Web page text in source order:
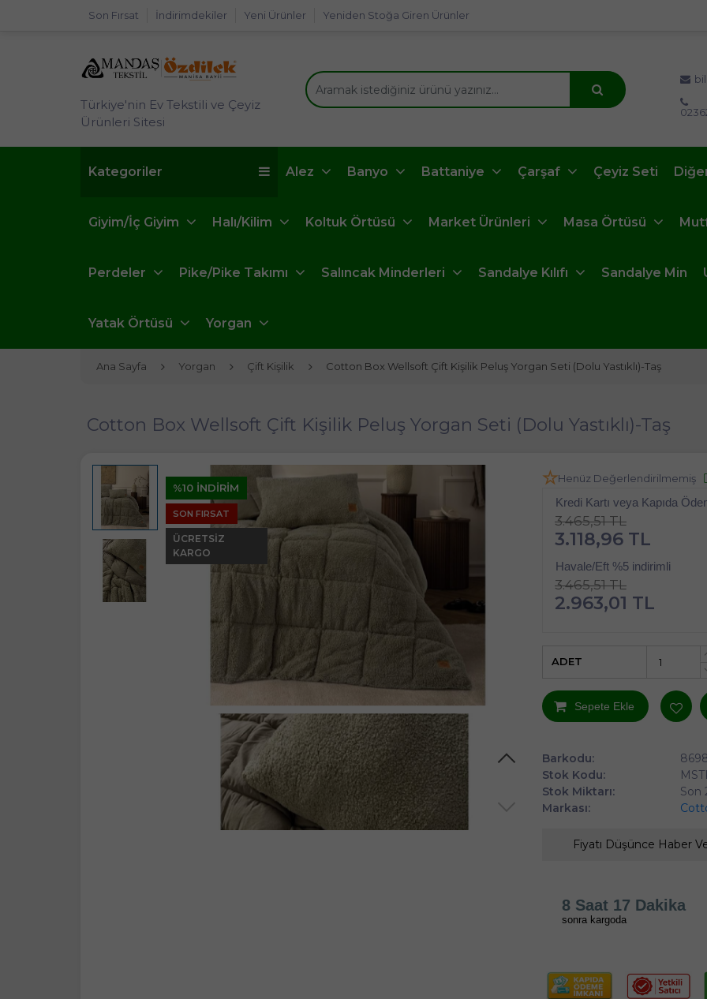
Son Fırsat İndirimdekiler Yeni Ürünler Yeniden Stoğa Giren Ürünler
Türkiye'nin Ev Tekstili ve Çeyiz
Ürünleri Sitesi
Kategoriler Alez Banyo Battaniye Çarşaf Çeyiz Seti
Giyim/İç Giyim Halı/Kilim Koltuk Örtüsü Market Ürünleri Masa Örtüsü
Perdeler Pike/Pike Takımı Salıncak Minderleri Sandalye Kılıfı Sandalye Min
Yatak Örtüsü Yorgan
Ana Sayfa Yorgan Çift Kişilik Cotton Box Wellsoft Çift Kişilik Peluş Yorgan Seti (Dolu Yastıklı)-Taş
Cotton Box Wellsoft Çift Kişilik Peluş Yorgan Seti (Dolu Yastıklı)-Taş
%10 İNDİRİM
SON FIRSAT
ÜCRETSIZ
KARGO
Henüz Değerlendirilmemiş
Kredi Kartı veya Kapıda
3.465,51 TL
3.118,96 TL
Havale/Eft %5 indirimli
3.465,51 TL
2.963,01 TL
ADET
Sepete Ekle
Barkodu:
Stok Kodu:
Stok Miktarı:
Son
Markası:
Fiyatı Düşünce Haber
8 Saat 17 Dakika
sonra kargoda